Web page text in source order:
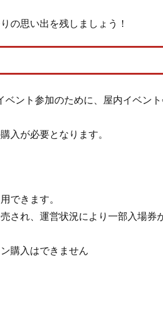
の思い出を残しましょう！
ント参加のために、屋内イベン
入が必要となります。
できます。
され、運営状況により一部入場券
購入はできません